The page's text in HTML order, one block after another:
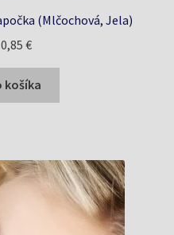
(Mlčochová, Jela)
Pôvodná
€.
0,85€Aktuálna
je:
0,85 €.
košíka